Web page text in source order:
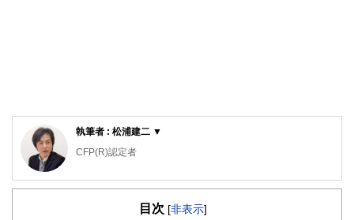
執筆者 : 松浦建二 ▼
CFP(R)認定者
1級ファイナンシャル・プランニング技能士
保険会社に転職し、個人の生命保険を活用したリスク対策や
目次 [非表示]